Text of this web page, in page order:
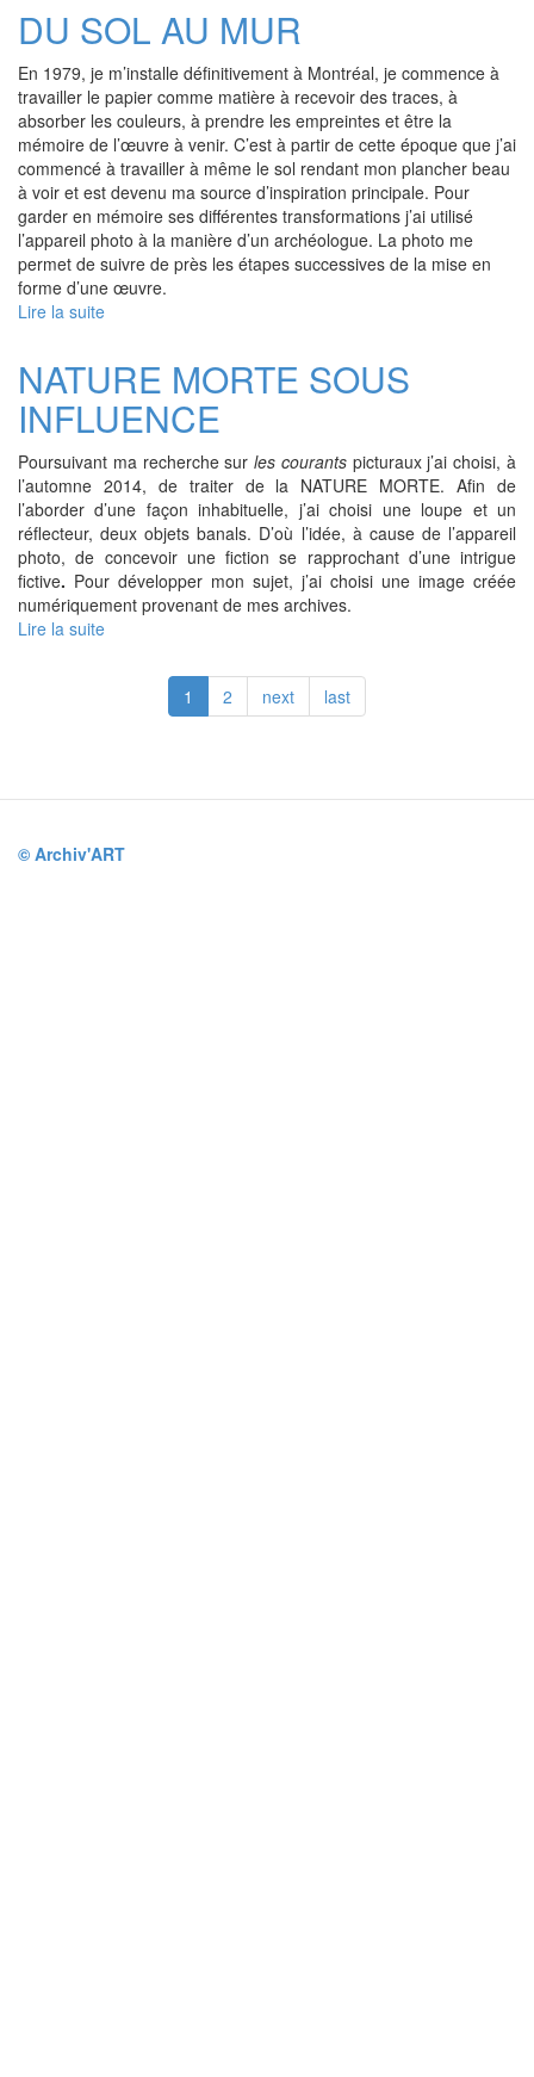
DU SOL AU MUR
En 1979, je m’installe définitivement à Montréal, je commence à
travailler le papier comme matière à recevoir des traces, à
absorber les couleurs, à prendre les empreintes et être la
mémoire de l’œuvre à venir. C’est à partir de cette époque que j’ai
commencé à travailler à même le sol rendant mon plancher beau
à voir et est devenu ma source d’inspiration principale. Pour
garder en mémoire ses différentes transformations j’ai utilisé
l’appareil photo à la manière d’un archéologue. La photo me
permet de suivre de près les étapes successives de la mise en
forme d’une œuvre.
Lire la suite
AU
MUR
NATURE MORTE SOUS
INFLUENCE
Poursuivant ma recherche surles courants picturaux j’ai choisi, à
l’automne 2014, de traiter de la NATURE MORTE. Afin de
l’aborder d’une façon inhabituelle, j’ai choisi une loupe et un
réflecteur, deux objets banals. D’où l’idée, à cause de l’appareil
photo, de concevoir une fiction se rapprochant d’une intrigue
fictive. Pour développer mon sujet, j’ai choisi une image créée
numériquement provenant de mes archives.
Lire la suite
INFLUENCE
1 2 next last
© Archiv'ART